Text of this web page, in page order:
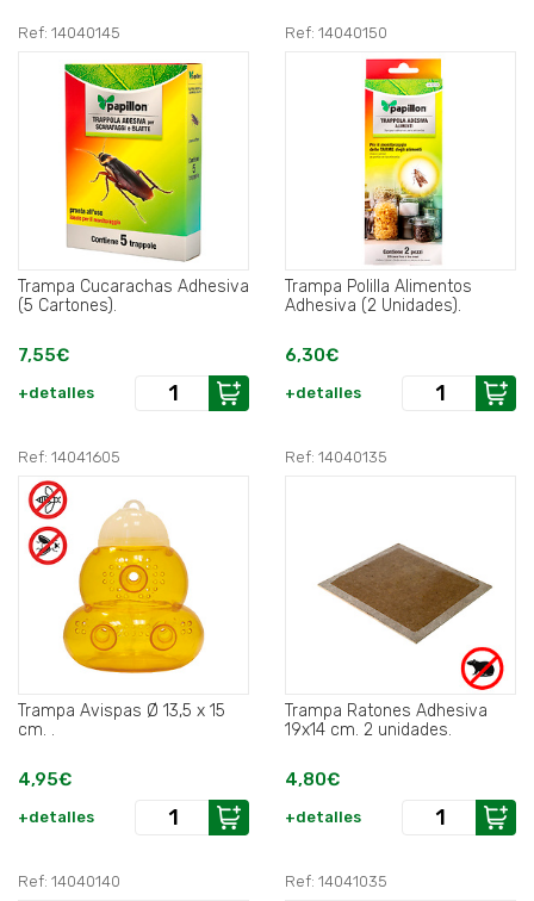
Ref: 14040145
Trampa Cucarachas Adhesiva
(5 Cartones).
7,55€
+detalles
Ref: 14040150
Trampa Polilla Alimentos
Adhesiva (2 Unidades).
6,30€
+detalles
Ref: 14041605
Trampa Avispas Ø 13,5 x 15
cm. .
4,95€
+detalles
Ref: 14040135
Trampa Ratones Adhesiva
19x14 cm. 2 unidades.
4,80€
+detalles
Ref: 14040140 Ref: 14041035